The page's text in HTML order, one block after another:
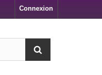
Connexion